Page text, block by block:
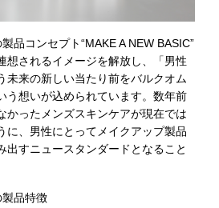
品コンセプト“MAKE A NEW BASIC”
想されるイメージを解放し、「男性
未来の新しい当たり前をバルクオム
う想いが込められています。数年前
かったメンズスキンケアが現在では
に、男性にとってメイクアップ製品
出すニュースタンダードとなること
品特徴